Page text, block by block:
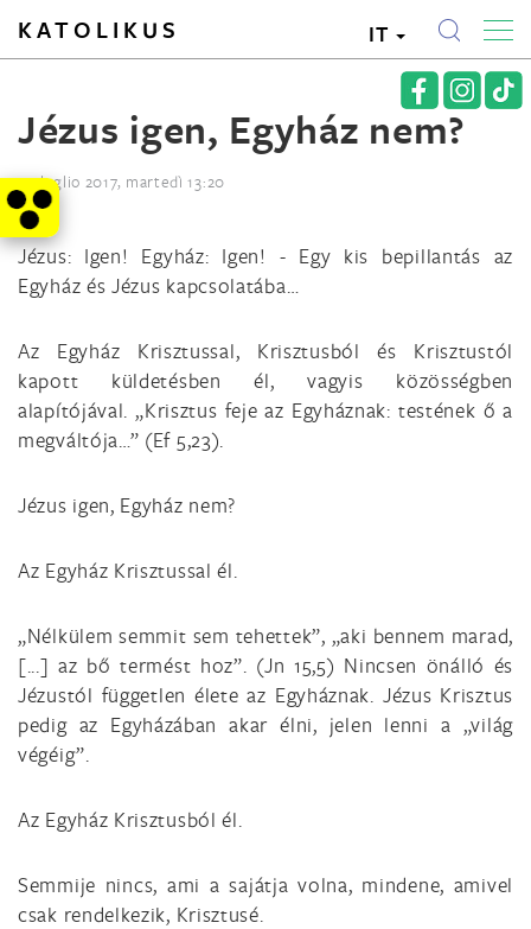
KATOLIKUS IT
Jézus igen, Egyház nem?
11. luglio 2017, martedì 13:20
Jézus: Igen! Egyház: Igen! - Egy kis bepillantás az
Egyház és Jézus kapcsolatába…
Az Egyház Krisztussal, Krisztusból és Krisztustól
kapott küldetésben él, vagyis közösségben
alapítójával. „Krisztus feje az Egyháznak: testének ő a
megváltója…” (Ef 5,23).
Jézus igen, Egyház nem?
Az Egyház Krisztussal él.
„Nélkülem semmit sem tehettek”, „aki bennem marad,
[...] az bő termést hoz”. (Jn 15,5) Nincsen önálló és
Jézustól független élete az Egyháznak. Jézus Krisztus
pedig az Egyházában akar élni, jelen lenni a „világ
végéig”.
Az Egyház Krisztusból él.
Semmije nincs, ami a sajátja volna, mindene, amivel
csak rendelkezik, Krisztusé.